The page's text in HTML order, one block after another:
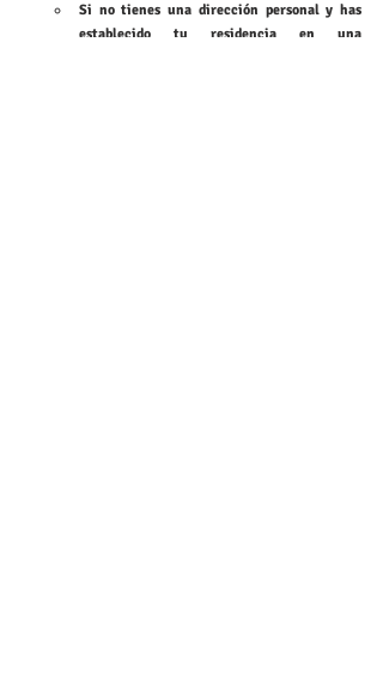
Si no tienes una dirección personal y has
establecido tu residencia en una